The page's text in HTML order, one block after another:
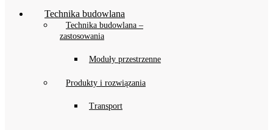
Technika budowlana
Technika budowlana –
zastosowania
Moduły przestrzenne
Produkty i rozwiązania
Transport